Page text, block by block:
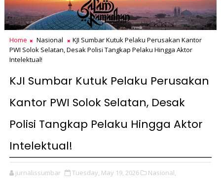
Home Nasional
KJI Sumbar Kutuk Pelaku Perusakan Kantor
PWI Solok Selatan, Desak Polisi Tangkap Pelaku Hingga Aktor
Intelektual!
KJI Sumbar Kutuk Pelaku Perusakan
Kantor PWI Solok Selatan, Desak
Polisi Tangkap Pelaku Hingga Aktor
Intelektual!
jurnalissumbar Tuesday, May 19, 2026 Nasional,